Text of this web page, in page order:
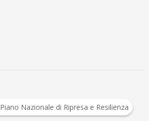
Piano Nazionale di Ripresa e Resilienza